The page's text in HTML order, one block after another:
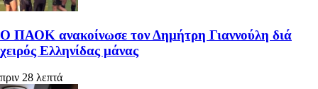
Ο ΠΑΟΚ ανακοίνωσε τον Δημήτρη Γιαννούλη διά
χειρός Ελληνίδας μάνας
πριν 28 λεπτά